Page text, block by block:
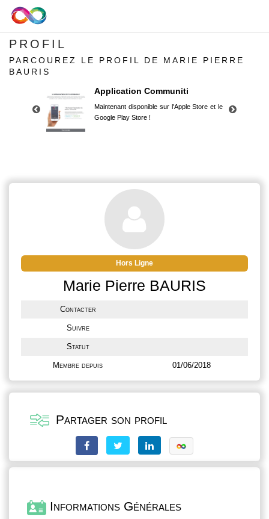
PROFIL
PARCOUREZ LE PROFIL DE MARIE PIERRE
BAURIS
Application Communiti
Maintenant disponible sur l'Apple Store et le
Google Play Store !
Google Play Store !
Hors Ligne
Marie Pierre BAURIS
Contacter
Suivre
Statut
Membre depuis 01/06/2018
Partager son profil
Informations Générales